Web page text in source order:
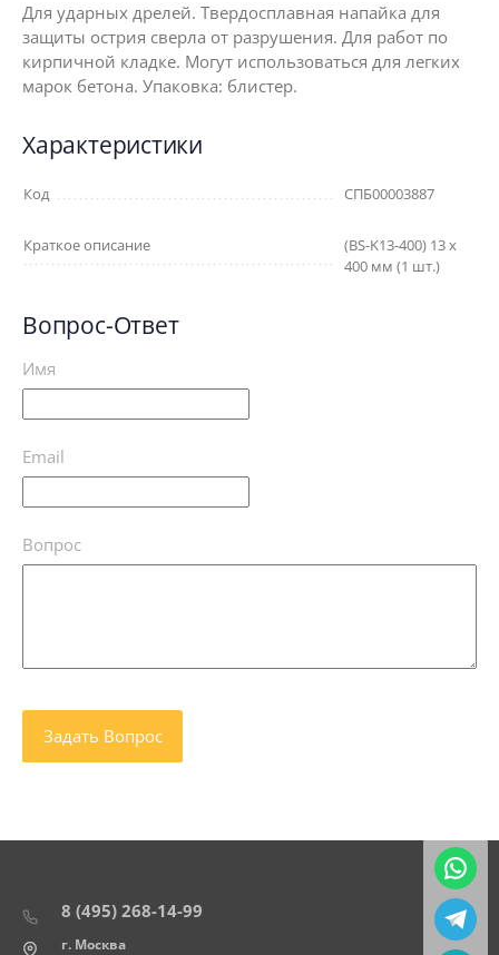
Для ударных дрелей. Твердосплавная напайка для
защиты острия сверла от разрушения. Для работ по
кирпичной кладке. Могут использоваться для легких
марок бетона. Упаковка: блистер.
Характеристики
Код СПБ00003887
Краткое описание
(BS-K13-400) 13 х
400 мм (1 шт.)
Вопрос-Ответ
Имя
Email
Вопрос
8 (495) 268-14-99
г. Москва